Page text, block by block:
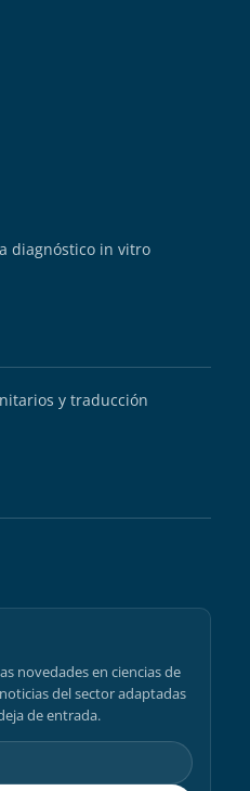
diagnóstico in vitro
y traducción
novedades en ciencias de
del sector adaptadas
de entrada.